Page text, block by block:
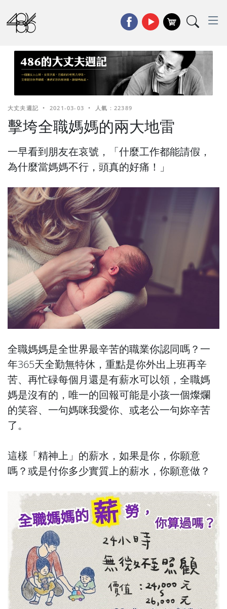
大丈夫週記 • 2021-03-03 • 人氣 : 22389
擊垮全職媽媽的兩大地雷
一早看到朋友在哀號，「什麼工作都能請假，
為什麼當媽媽不行，頭真的好痛！」
全職媽媽是全世界最辛苦的職業你認同嗎？一
年365天全勤無特休，重點是你外出上班再辛
苦、再忙碌每個月還是有薪水可以領，全職媽
媽是沒有的，唯一的回報可能是小孩一個燦爛
的笑容、一句媽咪我愛你、或老公一句妳辛苦
了。
這樣「精神上」的薪水，如果是你，你願意
嗎？或是付你多少實質上的薪水，你願意做？